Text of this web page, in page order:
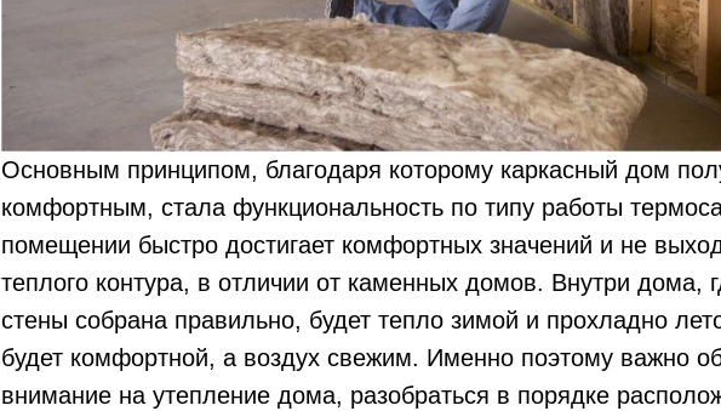
Основным принципом, благодаря которому каркасный дом
комфортным, стала функциональность по типу работы
помещении быстро достигает комфортных значений и не
теплого контура, в отличии от каменных домов. Внутри дома,
стены собрана правильно, будет тепло зимой и прохладно
будет комфортной, а воздух свежим. Именно поэтому важно
внимание на утепление дома, разобраться в порядке